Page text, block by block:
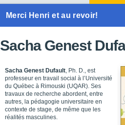
Merci Henri et au revoir!
Sacha Genest
Sacha Genest Dufault, Ph. D., est
professeur en travail social à l’Université
du Québec à Rimouski (UQAR). Ses
travaux de recherche abordent, entre
autres, la pédagogie universitaire en
contexte de stage, de même que les
réalités masculines.